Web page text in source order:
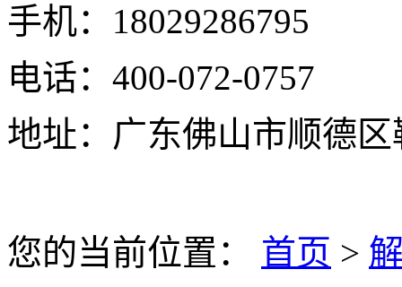
手机：18029286795
电话：400-072-0757
地址：广东佛山市顺德
您的当前位置： 首页 >